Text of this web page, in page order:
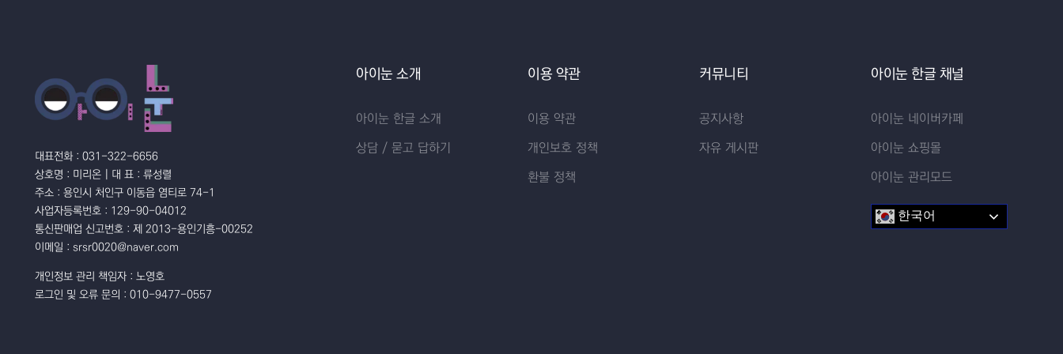
대표전화 : 031-322-6656
상호명 : 미리온 | 대 표 : 류성렬
주소 : 용인시 처인구 이동읍 염티로 74-1
사업자등록번호 : 129-90-04012
통신판매업 신고번호 : 제 2013-용인기흥-00252
이메일 : srsr0020@naver.com
개인정보 관리 책임자 : 노영호
로그인 및 오류 문의 : 010-9477-0557
아이눈 소개
아이눈 한글 소개
상담 / 묻고 답하기
이용 약관
이용 약관
개인보호 정책
환불 정책
커뮤니티
공지사항
자유 게시판
아이눈 한글 채널
아이눈 네이버카페
아이눈 쇼핑몰
아이눈 관리모드
한국어